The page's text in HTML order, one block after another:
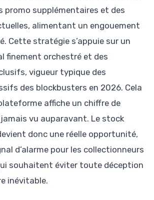
promo supplémentaires et des
alimentant un engouement
Cette stratégie s’appuie sur un
finement orchestré et des
vigueur typique des
des blockbusters en 2026. Cela
affiche un chiffre de
vu auparavant. Le stock
donc une réelle opportunité,
d’alarme pour les collectionneurs
souhaitent éviter toute déception
inévitable.